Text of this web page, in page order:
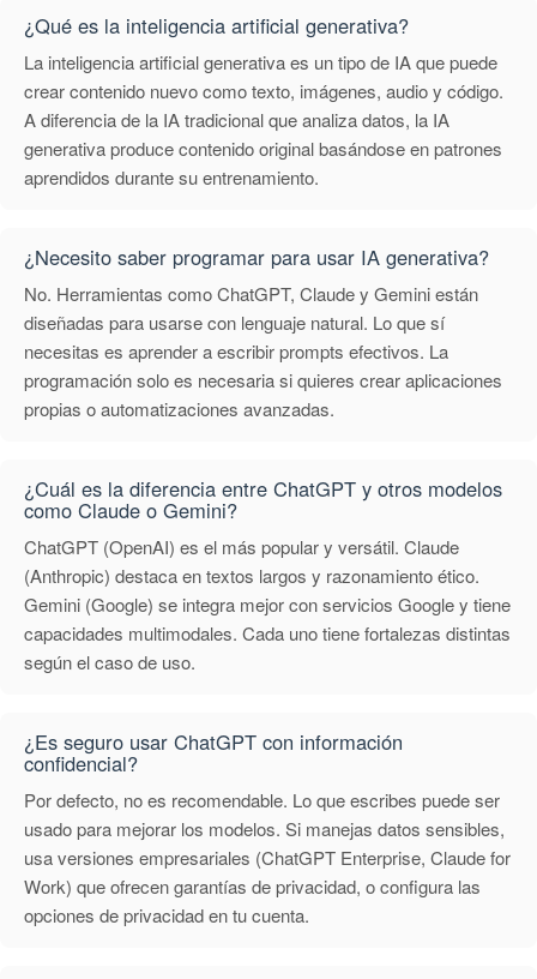
¿Qué es la inteligencia artificial generativa?
La inteligencia artificial generativa es un tipo de IA que puede
crear contenido nuevo como texto, imágenes, audio y código.
A diferencia de la IA tradicional que analiza datos, la IA
generativa produce contenido original basándose en patrones
aprendidos durante su entrenamiento.
¿Necesito saber programar para usar IA generativa?
No. Herramientas como ChatGPT, Claude y Gemini están
diseñadas para usarse con lenguaje natural. Lo que sí
necesitas es aprender a escribir prompts efectivos. La
programación solo es necesaria si quieres crear aplicaciones
propias o automatizaciones avanzadas.
¿Cuál es la diferencia entre ChatGPT y otros modelos
como Claude o Gemini?
ChatGPT (OpenAI) es el más popular y versátil. Claude
(Anthropic) destaca en textos largos y razonamiento ético.
Gemini (Google) se integra mejor con servicios Google y tiene
capacidades multimodales. Cada uno tiene fortalezas distintas
según el caso de uso.
¿Es seguro usar ChatGPT con información
confidencial?
Por defecto, no es recomendable. Lo que escribes puede ser
usado para mejorar los modelos. Si manejas datos sensibles,
usa versiones empresariales (ChatGPT Enterprise, Claude for
Work) que ofrecen garantías de privacidad, o configura las
opciones de privacidad en tu cuenta.